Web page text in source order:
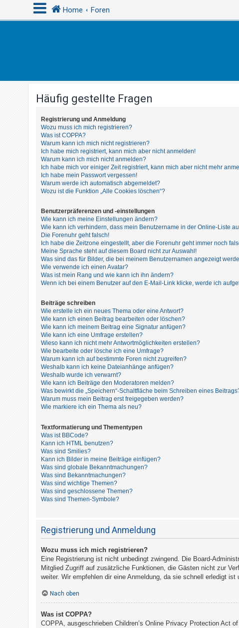
Home Foren
Häufig gestellte Fragen
Registrierung und Anmeldung
Wozu muss ich mich registrieren?
Was ist COPPA?
Warum kann ich mich nicht registrieren?
Ich habe mich registriert, kann mich aber nicht anmelden!
Warum kann ich mich nicht anmelden?
Ich habe mich vor einiger Zeit registriert, kann mich aber nicht mehr
Ich habe mein Passwort vergessen!
Warum werde ich automatisch abgemeldet?
Wozu ist die Funktion „Alle Cookies löschen“?
Benutzerpräferenzen und -einstellungen
Wie kann ich meine Einstellungen ändern?
Wie kann ich verhindern, dass mein Benutzername in der Online-Liste
Die Forenuhr geht falsch!
Ich habe die Zeitzone eingestellt, aber die Forenuhr geht immer noch
Meine Sprache steht auf diesem Board nicht zur Auswahl!
Was sind das für Bilder, die bei meinem Benutzernamen angezeigt
Wie verwende ich einen Avatar?
Was ist mein Rang und wie kann ich ihn ändern?
Wenn ich bei einem Benutzer auf den E-Mail-Link klicke, werde ich
Beiträge schreiben
Wie erstelle ich ein neues Thema oder eine Antwort?
Wie kann ich einen Beitrag bearbeiten oder löschen?
Wie kann ich meinem Beitrag eine Signatur anfügen?
Wie kann ich eine Umfrage erstellen?
Wieso kann ich nicht mehr Antwortmöglichkeiten erstellen?
Wie bearbeite oder lösche ich eine Umfrage?
Warum kann ich auf bestimmte Foren nicht zugreifen?
Weshalb kann ich keine Dateianhänge anfügen?
Weshalb wurde ich verwarnt?
Wie kann ich Beiträge den Moderatoren melden?
Was bewirkt die „Speichern“-Schaltfläche beim Schreiben eines
Warum muss mein Beitrag erst freigegeben werden?
Wie markiere ich ein Thema als neu?
Textformatierung und Thementypen
Was ist BBCode?
Kann ich HTML benutzen?
Was sind Smilies?
Kann ich Bilder in meine Beiträge einfügen?
Was sind globale Bekanntmachungen?
Was sind Bekanntmachungen?
Was sind wichtige Themen?
Was sind geschlossene Themen?
Was sind Themen-Symbole?
Registrierung und Anmeldung
Wozu muss ich mich registrieren?
Eine Registrierung ist nicht unbedingt zwingend. Die Board-
Mitglied Zugriff auf zusätzliche Funktionen, die Gästen nicht zur
weiter. Wir empfehlen dir eine Anmeldung, da sie schnell erledigt ist
Nach oben
Was ist COPPA?
COPPA, ausgeschrieben Children’s Online Privacy Protection Act